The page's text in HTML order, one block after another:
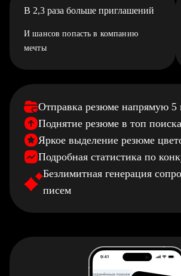
В 2,3 раза больше приглашений
И шансов попасть в компанию
мечты
Отправка резюме напрямую 5
Поднятие резюме в топ поиска
Яркое выделение резюме
Подробная статистика по
Безлимитная генерация
писем